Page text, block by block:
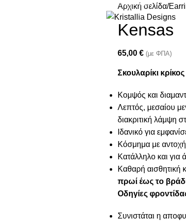
Join our newsletter and enjoy 10% Off
Αρχική σελίδα
Kensas
65,00 € (με ΦΠΑ)
Σκουλαρίκι
Κομψός και
Λεπτός, μεσαίου
διακριτική λάμψη
Ιδανικό για
Κόσμημα με αντοχή
Κατάλληλο και για
Καθαρή αισθητική
πρωί έως το
Οδηγίες
Συνιστάται η